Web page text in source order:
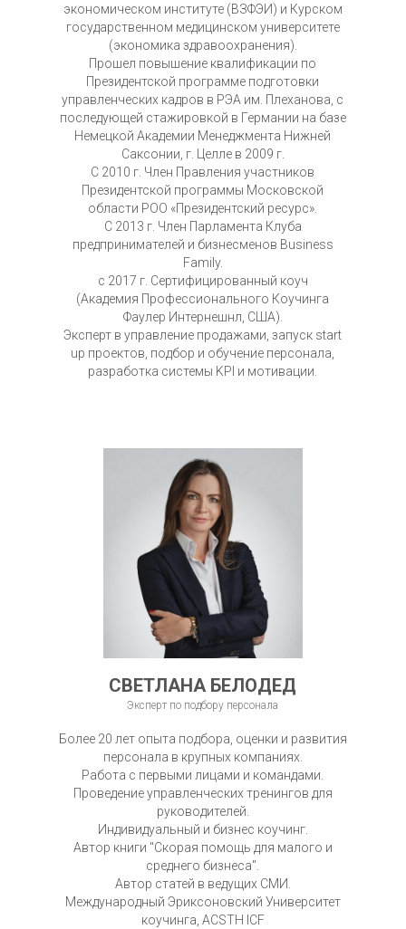
экономическом институте (ВЗФЭИ) и Курском
государственном медицинском университете
(экономика здравоохранения).
Прошел повышение квалификации по
Президентской программе подготовки
управленческих кадров в РЭА им. Плеханова, с
последующей стажировкой в Германии на базе
Немецкой Академии Менеджмента Нижней
Саксонии, г. Целле в 2009 г.
С 2010 г. Член Правления участников
Президентской программы Московской
области РОО «Президентский ресурс».
С 2013 г. Член Парламента Клуба
предпринимателей и бизнесменов Business
Family.
с 2017 г. Сертифицированный коуч
(Академия Профессионального Коучинга
Фаулер Интернешнл, США).
Эксперт в управление продажами, запуск start
up проектов, подбор и обучение персонала,
разработка системы KPI и мотивации.
СВЕТЛАНА БЕЛОДЕД
Эксперт по подбору персонала
Более 20 лет опыта подбора, оценки и развития
персонала в крупных компаниях.
Работа с первыми лицами и командами.
Проведение управленческих тренингов для
руководителей.
Индивидуальный и бизнес коучинг.
Автор книги "Скорая помощь для малого и
среднего бизнеса".
Автор статей в ведущих СМИ.
Международный Эриксоновский Университет
коучинга, ACSTH ICF